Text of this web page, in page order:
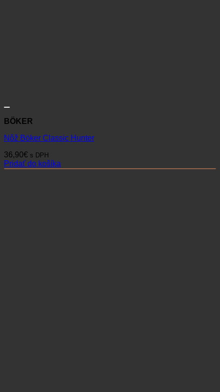
BÖKER
Nôž Böker Classic Hunter
36,90€ s DPH
Pridať do košíka